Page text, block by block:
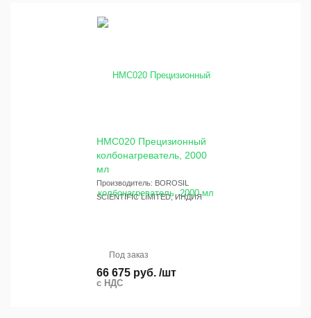
HMC020 Прецизионный
колбонагреватель, 2000
мл
Производитель: BOROSIL
SCIENTIFIC LIMITED, ИНДИЯ
Под заказ
66 675 руб. /шт
с НДС